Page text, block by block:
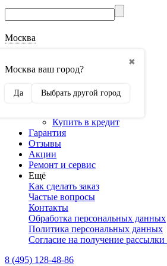
Москва
✖
Москва ваш город?
Да Выбрать другой город
Наши реквизиты
Оптовикам
Сотрудничество
Купить в кредит
Гарантия
Отзывы
Акции
Ремонт и сервис
Ещё
Как сделать заказ
Частые вопросы
Контакты
Обработка персональных данных
Политика персональных данных
Согласие на получение
8 (495) 128-48-86